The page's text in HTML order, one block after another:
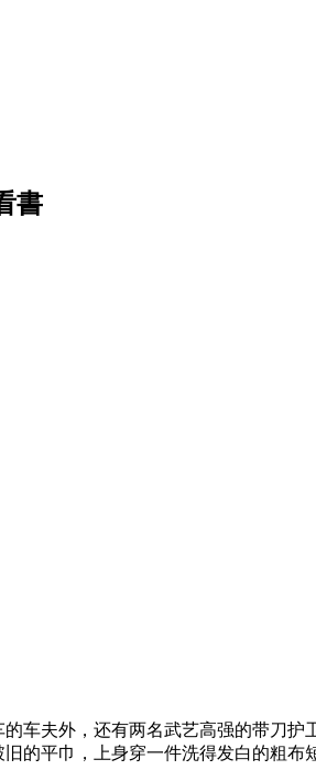
書
车夫外，还有两名武艺高强的带刀护
的平巾，上身穿一件洗得发白的粗